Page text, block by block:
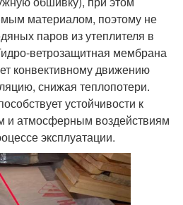
материалом, поэтому не
паров из утеплителя в
ветрозащитная мембрана
конвективному движению
снижая теплопотери.
устойчивости к
и атмосферным воздействиям
эксплуатации.